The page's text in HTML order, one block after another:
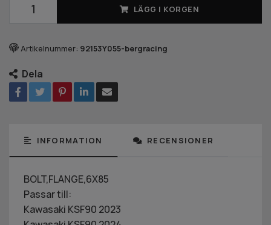
LÄGG I KORGEN
Artikelnummer: 92153Y055-bergracing
Dela
INFORMATION RECENSIONER
BOLT,FLANGE,6X85
Passar till:
Kawasaki KSF90 2023